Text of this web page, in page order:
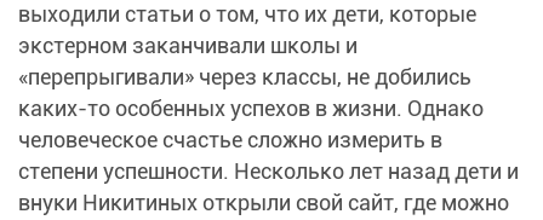
выходили статьи о том, что их дети, которые
экстерном заканчивали школы и
«перепрыгивали» через классы, не добились
каких-то особенных успехов в жизни. Однако
человеческое счастье сложно измерить в
степени успешности. Несколько лет назад дети и
внуки Никитиных открыли свой сайт, где можно